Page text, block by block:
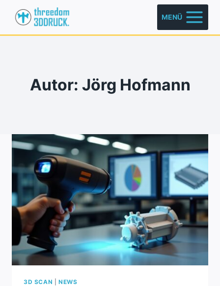
Inhalt
springen
MENÜ
Autor: Jörg Hofmann
3D SCAN NEWS